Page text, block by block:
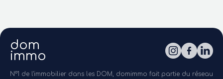
dom
immo
N°1 de l'immobilier dans les DOM, domimmo fait partie du réseau